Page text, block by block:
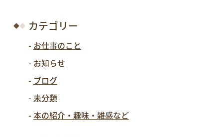
カテゴリー
お仕事のこと
お知らせ
ブログ
未分類
本の紹介・趣味・雑感など